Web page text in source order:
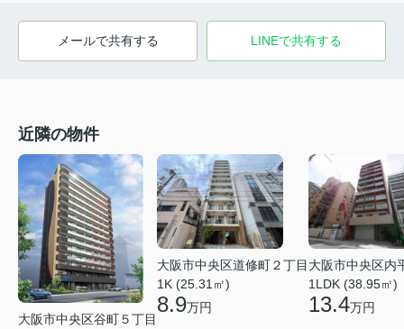
メールで共有する LINEで共有する
近隣の物件
大阪市中央区谷町５丁目
大阪市中央区道修町２丁目
1K (25.31㎡)
8.9万円
大阪市中央区内
1LDK (38.95㎡)
13.4万円